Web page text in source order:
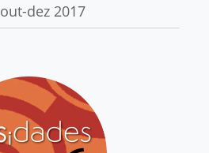
out-dez 2017